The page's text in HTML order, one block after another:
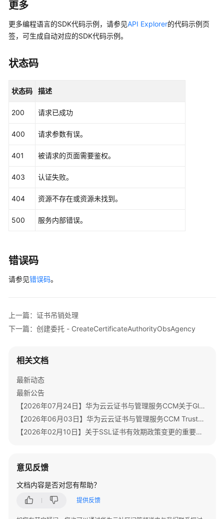
    hcClient, err := ccm.CcmClientBuilder().
         WithCredential(auth).
         SafeBuild()
return
request :=
	response, err := client.ShowCertificateAuthorityObsAgency(request)
if err ==
    }
else {
    }
更多
更多编程语言的SDK代码示例，请参见API Explorer的代码示例页
签，可生成自动对应的SDK代码示例。
状态码
状态码 描述
200 请求已成功
400 请求参数有误。
401 被请求的页面需要鉴权。
403 认证失败。
404 资源不存在或资源未找到。
500 服务内部错误。
错误码
请参见错误码。
上一篇：证书吊销处理
下一篇：创建委托 - CreateCertificateAuthorityObsAgency
相关文档
最新动态
最新公告
【2026年07月24日】华为云云证书与管理服务CCM关于GlobalSign根证书体系迁移通知
【2026年06月03日】华为云云证书与管理服务CCM TrustAsia品牌证书停售通知
【2026年02月10日】关于SSL证书有效期政策变更的重要通知
意见反馈
文档内容是否对您有帮助？
提供反馈